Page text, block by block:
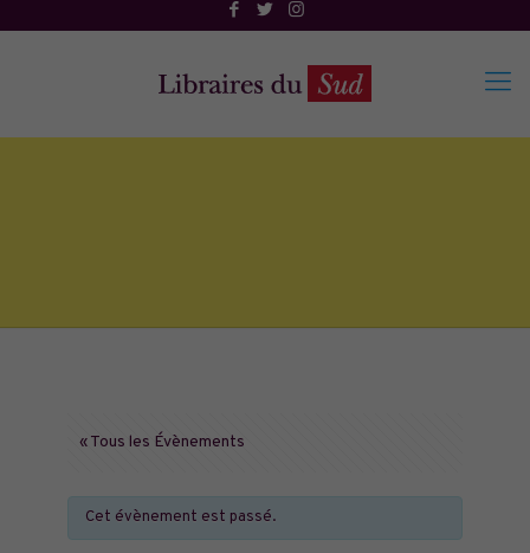
« Tous les Évènements
Cet évènement est passé.